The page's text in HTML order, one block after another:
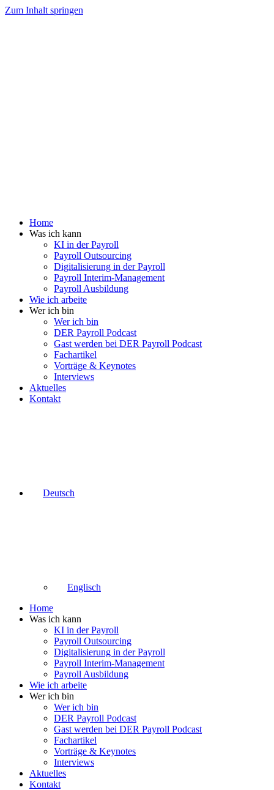
Zum Inhalt springen
Home
Was ich kann
KI in der Payroll
Payroll Outsourcing
Digitalisierung in der Payroll
Payroll Interim-Management
Payroll Ausbildung
Wie ich arbeite
Wer ich bin
Wer ich bin
DER Payroll Podcast
Gast werden bei DER Payroll Podcast
Fachartikel
Vorträge & Keynotes
Interviews
Aktuelles
Kontakt
Deutsch
Englisch
Home
Was ich kann
KI in der Payroll
Payroll Outsourcing
Digitalisierung in der Payroll
Payroll Interim-Management
Payroll Ausbildung
Wie ich arbeite
Wer ich bin
Wer ich bin
DER Payroll Podcast
Gast werden bei DER Payroll Podcast
Fachartikel
Vorträge & Keynotes
Interviews
Aktuelles
Kontakt